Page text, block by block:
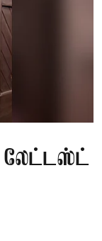
லேட்டஸ்ட்